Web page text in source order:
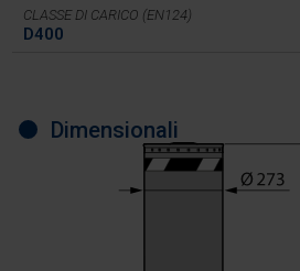
CLASSE DI CARICO (EN124)
D400
Dimensionali